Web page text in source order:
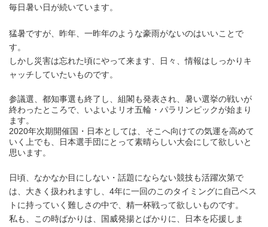
新
:
毎日暑い日が続いています。
猛暑ですが、昨年、一昨年のような豪雨がないのはいいことで
す。
しかし災害は忘れた頃にやって来ます、日々、情報はしっかりキ
ャッチしていたいものです。
参議選、都知事選も終了し、組閣も発表され、暑い選挙の戦いが
終わったところで、いよいよリオ五輪・パラリンピックが始まり
ます。
2020年次期開催国・日本としては、そこへ向けての気運を高めて
いく上でも、日本選手団にとって素晴らしい大会にして欲しいと
思います。
日頃、なかなか目にしない・話題にならない競技も活躍次第で
は、大きく扱われますし、4年に一回のこのタイミングに自己ベス
トに持っていく難しさの中で、精一杯戦って欲しいものです。
私も、この時ばかりは、国威発揚とばかりに、日本を応援しま